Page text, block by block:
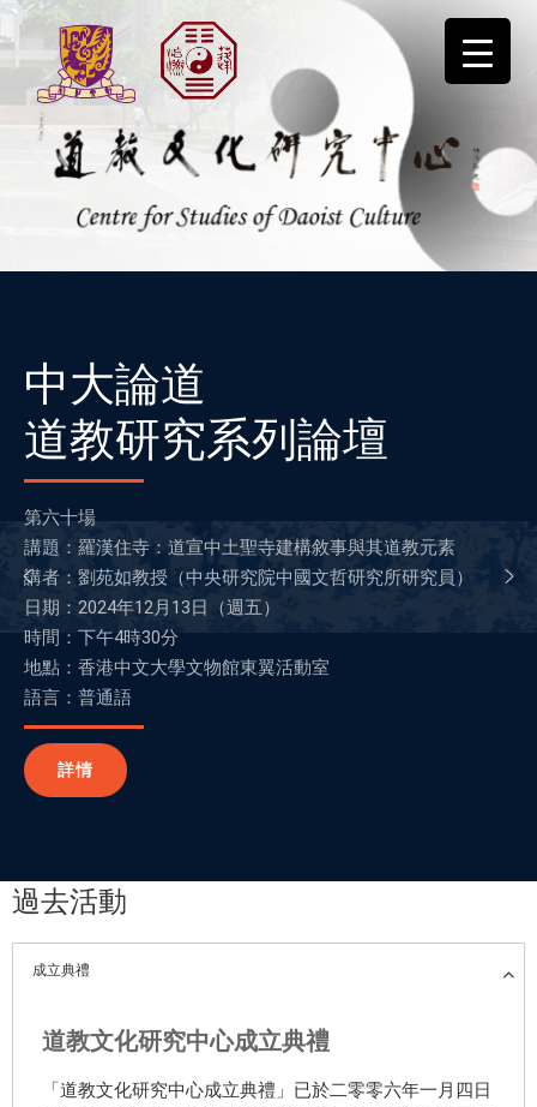
Skip
to
content
道教文化研究中心
中大論道
道教研究系列論壇
第六十場
講題：羅漢住寺：道宣中土聖寺建構敘事與其道教元素
講者：劉苑如教授（中央研究院中國文哲研究所研究員）
日期：2024年12月13日（週五）
時間：下午4時30分
地點：香港中文大學文物館東翼活動室
語言：普通語
詳情
過去活動
成立典禮
道教文化研究中心成立典禮
「道教文化研究中心成立典禮」已於二零零六年一月四日